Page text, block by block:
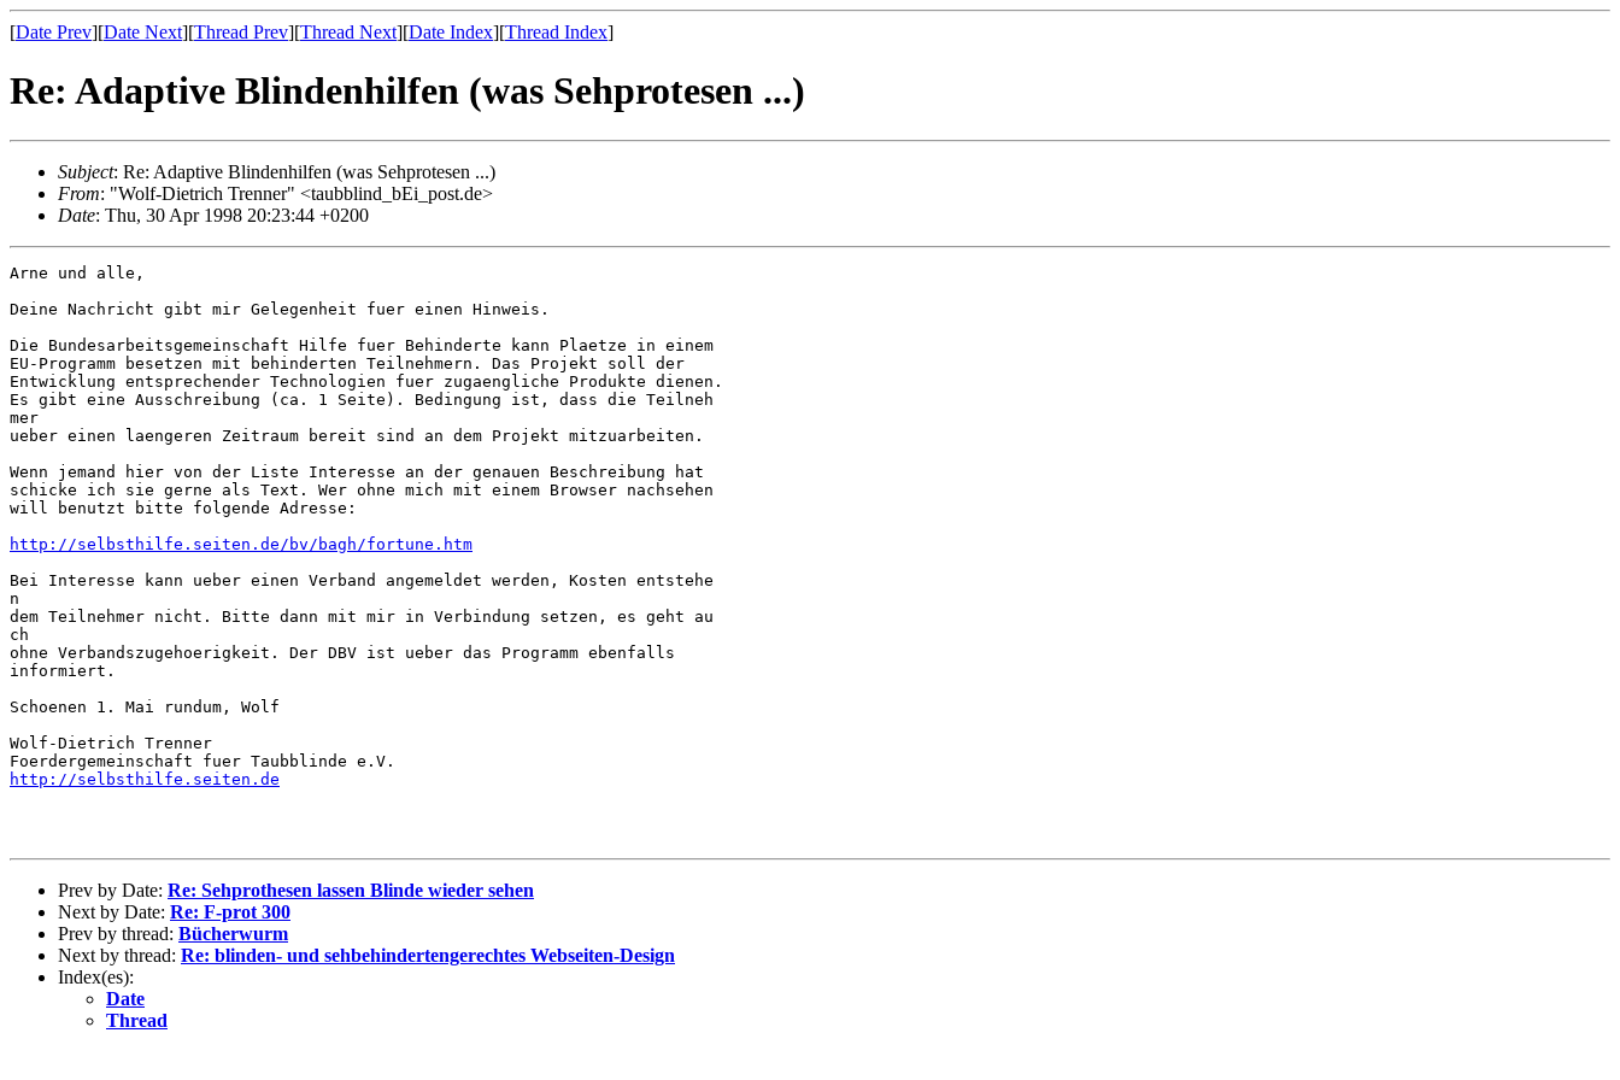
[Date Prev][Date Next][Thread Prev][Thread Next][Date Index][Thread Index]
Re: Adaptive Blindenhilfen (was Sehprotesen ...)
Subject: Re: Adaptive Blindenhilfen (was Sehprotesen ...)
From: "Wolf-Dietrich Trenner" <taubblind_bEi_post.de>
Date: Thu, 30 Apr 1998 20:23:44 +0200
Arne und alle,
Deine Nachricht gibt mir Gelegenheit fuer einen Hinweis.
Die Bundesarbeitsgemeinschaft Hilfe fuer Behinderte kann Plaetze in einem
EU-Programm besetzen mit behinderten Teilnehmern. Das Projekt soll der
Entwicklung entsprechender Technologien fuer zugaengliche Produkte dienen.
Es gibt eine Ausschreibung (ca. 1 Seite). Bedingung ist, dass die Teilneh
mer
ueber einen laengeren Zeitraum bereit sind an dem Projekt mitzuarbeiten.
Wenn jemand hier von der Liste Interesse an der genauen Beschreibung hat
schicke ich sie gerne als Text. Wer ohne mich mit einem Browser nachsehen
will benutzt bitte folgende Adresse:
http://selbsthilfe.seiten.de/bv/bagh/fortune.htm
Bei Interesse kann ueber einen Verband angemeldet werden, Kosten entstehe
n
dem Teilnehmer nicht. Bitte dann mit mir in Verbindung setzen, es geht au
ch
ohne Verbandszugehoerigkeit. Der DBV ist ueber das Programm ebenfalls
informiert.
Schoenen 1. Mai rundum, Wolf
Wolf-Dietrich Trenner
http://selbsthilfe.seiten.de
Prev by Date: Re: Sehprothesen lassen Blinde wieder sehen
Next by Date: Re: F-prot 300
Prev by thread: Bücherwurm
Next by thread: Re: blinden- und sehbehindertengerechtes Webseiten-Design
Index(es):
Date
Thread